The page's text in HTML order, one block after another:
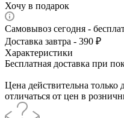
Хочу в подарок
Самовывоз сегодня -
Доставка завтра - 390 ₽
Характеристики
Бесплатная доставка при
Цена действительна только
отличаться от цен в